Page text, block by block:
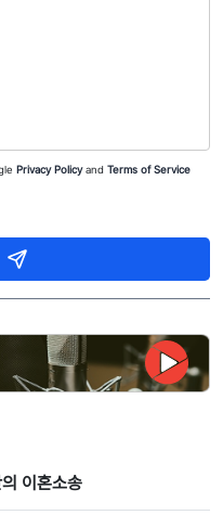
Privacy Policyand Terms of Service
이혼소송